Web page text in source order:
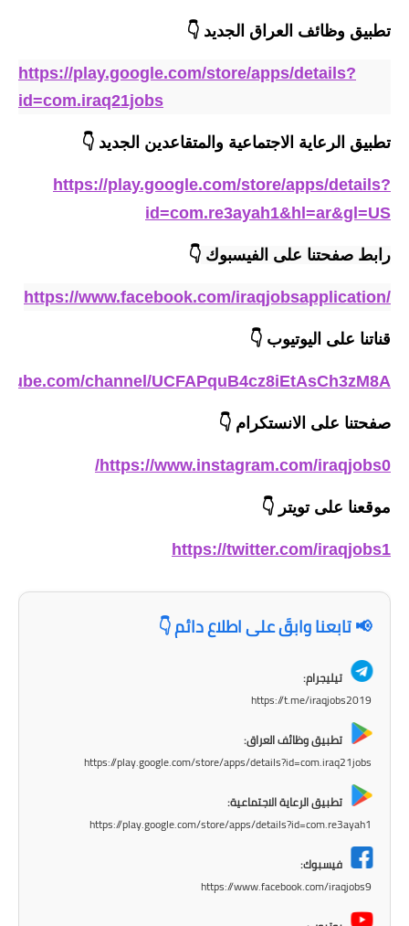
اسئلة وزارية
المرحلة الابتدائية
المرحلة المتوسطة
المرحلة الاعدادية
المرحلة الابتدائية
المرحلة المتوسطة
تطبيق وظائف العراق الجديد 👇
https://play.google.com/store/apps/details?
id=com.iraq21jobs
تطبيق الرعاية الاجتماعية والمتقاعدين الجديد 👇
https://play.google.com/store/apps/details?
id=com.re3ayah1&hl=ar&gl=US
رابط صفحتنا على الفيسبوك 👇
https://www.facebook.com/iraqjobsapplication/
قناتنا على اليوتيوب 👇
channel/UCFAPquB4cz8iEtAsCh3zM8A
صفحتنا على الانستكرام 👇
https://www.instagram.com/iraqjobs0/
موقعنا على تويتر 👇
https://twitter.com/iraqjobs1
📢 تابعنا وابقَ على اطلاع دائم 👇
تيليجرام:
https://t.me/iraqjobs2019
تطبيق وظائف العراق:
https://play.google.com/store/apps/details?id=com.iraq21jobs
تطبيق الرعاية الاجتماعية:
https://play.google.com/store/apps/details?id=com.re3ayah1
فيسبوك:
https://www.facebook.com/iraqjobs9